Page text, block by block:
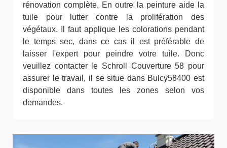
rénovation complète. En outre la peinture aide la
tuile pour lutter contre la prolifération des
végétaux. Il faut applique les colorations pendant
le temps sec, dans ce cas il est préférable de
laisser l'expert pour peindre votre tuile. Donc
veuillez contacter le Schroll Couverture 58 pour
assurer le travail, il se situe dans Bulcy58400 est
disponible dans toutes les zones selon vos
demandes.